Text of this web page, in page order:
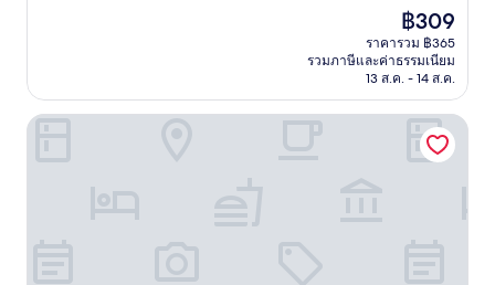
ราคา
ปัจจุบัน
คือ
฿309
฿309
ราคารวม ฿365
รวมภาษีและค่าธรรมเนียม
13 ส.ค. - 14 ส.ค.
อภิญญา รีสอร์ท บางเสร่